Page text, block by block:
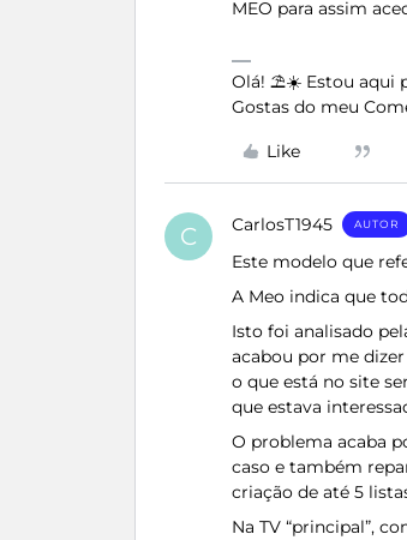
MEO para assim
Olá! ⛱️☀️ Estou aqui
Gostas do meu
Like
C CarlosT1945 AUTOR
Este modelo que
A Meo indica que
Isto foi analisado
acabou por me
o que está no site
que estava
O problema acaba
caso e também
criação de até 5
Na TV “principal”,